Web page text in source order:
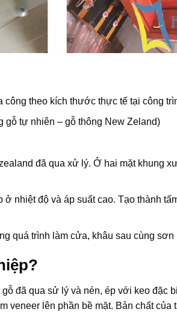
công theo kích thước thực tế tại công
gỗ tự nhiên – gỗ thông New Zeland)
đã qua xử lý. Ở hai mặt khung
ở nhiệt độ và áp suất cao. Tạo thành
quá trình làm cửa, khâu sau cùng sơn
đã qua sử lý và nén, ép với keo đặc
veneer lên phần bề mặt. Bản chất